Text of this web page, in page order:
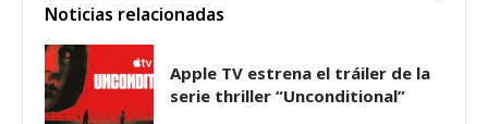
Noticias relacionadas
Apple TV estrena el tráiler de la
serie thriller “Unconditional”